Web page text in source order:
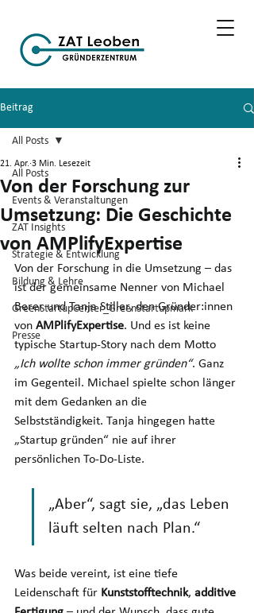
Beitrag
All Posts
Events & Veranstaltungen
ZAT Insights
Strategie & Entwicklung
Bildung & Lehre
GreenStartupCenter_GreenStartupmark
Presse
All Posts
Von der Forschung zur
Umsetzung: Die Geschichte
von AMPlifyExpertise
21. Apr. 3 Min. Lesezeit
Von der Forschung in die Umsetzung – das
ist der gemeinsame Nenner von Michael
Berer und Tanja Stiller, den Gründer:innen
von AMPlifyExpertise. Und es ist keine
typische Startup-Story nach dem Motto
„Ich wollte schon immer gründen“. Ganz
im Gegenteil. Michael spielte schon länger
mit dem Gedanken an die
Selbstständigkeit. Tanja hingegen hatte
„Startup gründen“ nie auf ihrer
persönlichen To-Do-Liste.
„Aber“, sagt sie, „das Leben
läuft selten nach Plan.“
Was beide vereint, ist eine tiefe
Leidenschaft für Kunststofftechnik, additive